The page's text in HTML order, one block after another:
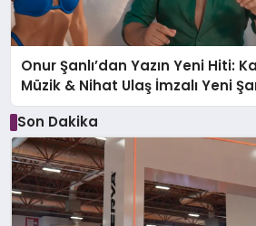
Onur Şanlı’dan Yazın Yeni Hiti:
Müzik & Nihat Ulaş İmzalı Yeni
Son Dakika